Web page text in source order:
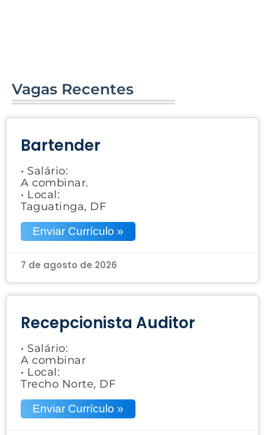
Vagas Recentes
Bartender
• Salário:
A combinar.
• Local:
Taguatinga, DF
Enviar Currículo »
7 de agosto de 2026
Recepcionista Auditor
• Salário:
A combinar
• Local:
Trecho Norte, DF
Enviar Currículo »